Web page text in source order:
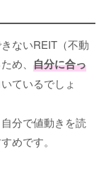
ないREIT（不動
め、 自分に合っ
ているでしょ
分で値動きを読
めです。